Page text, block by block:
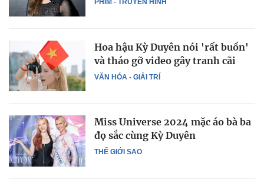
PHIM - TRUYỀN HÌNH
VĂN HÓA - GIẢI TRÍ
Hoa hậu Kỳ Duyên nói 'rất buồn'
và tháo gỡ video gây tranh cãi
THẾ GIỚI SAO
Miss Universe 2024 mặc áo bà ba
đọ sắc cùng Kỳ Duyên